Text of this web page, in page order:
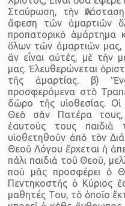
Σταύρωση, τὴν
ἄφεση τῶν ἁμαρτιῶν
προπατορικὸ ἁμάρτημα
ὅλων τῶν ἁμαρτιῶν μας,
ἂν εἶναι αὐτές, μὲ τὴν
μας. Ἐλευθερώνεται
τῆς ἁμαρτίας. β)
προσφερόμενα στὸ
δῶρο τῆς υἱοθεσίας.
Θεὸ σὰν Πατέρα
ἑαυτούς τους
υἱοθετηθοῦν ἀπὸ τὸν
Θεοῦ Λόγου ἔρχεται ἡ
πάλι παιδιὰ τοῦ Θεοῦ,
ποὺ μᾶς προσφέρει ὁ
Πεντηκοστῆς ὁ Κύριος
μαθητές Του, τὸ ὁποῖο